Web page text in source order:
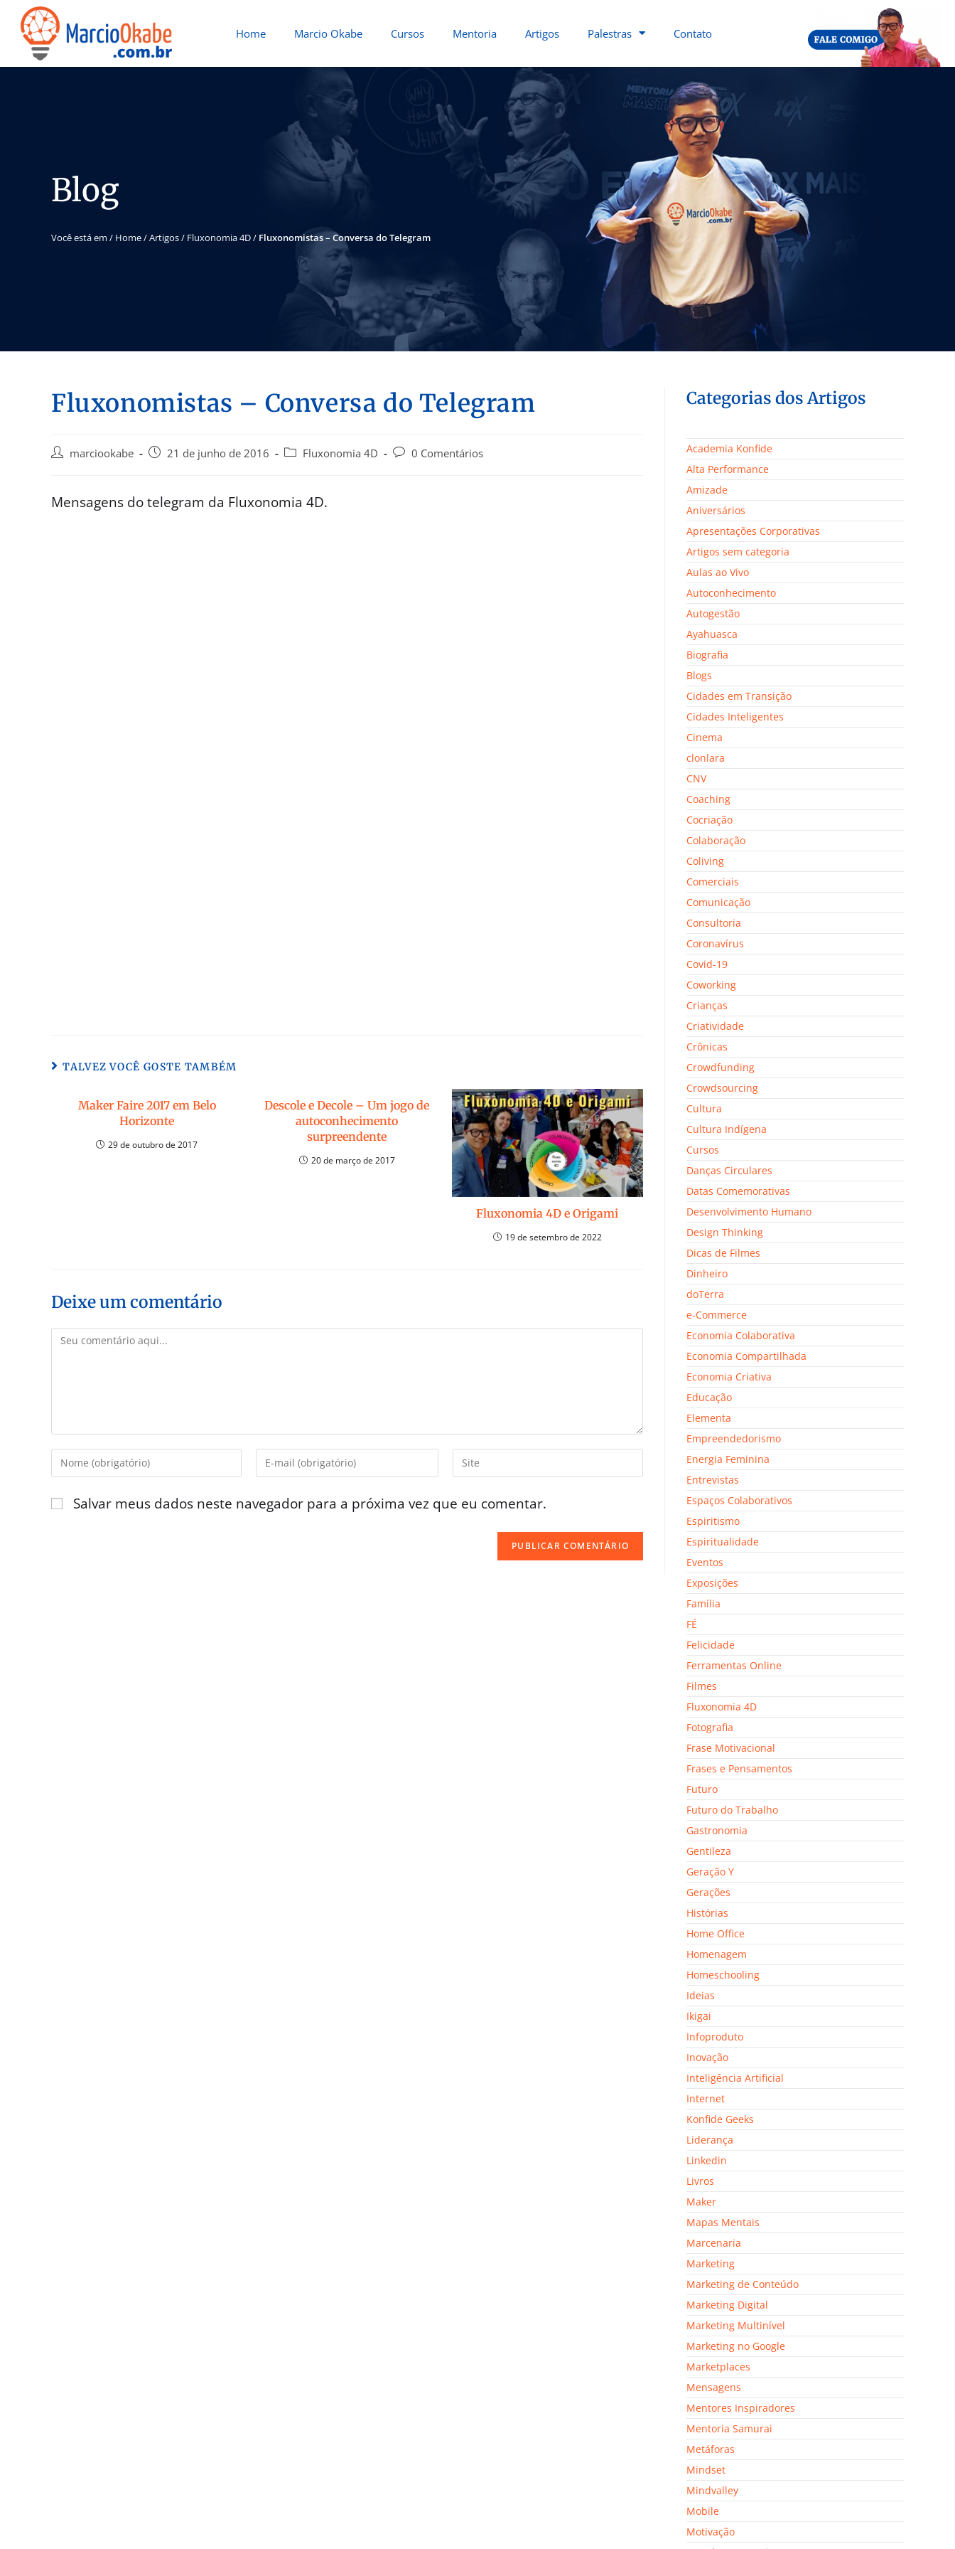
Home Marcio Okabe Cursos Mentoria Artigos Palestras Contato
Blog
Você está em / Home/Artigos/ Fluxonomia 4D/ Fluxonomistas – Conversa do Telegram
Fluxonomistas – Conversa do Telegram
marciookabe 21 de junho de 2016 Fluxonomia 4D 0 Comentários
Mensagens do telegram da Fluxonomia 4D.
TALVEZ VOCÊ GOSTE TAMBÉM
Maker Faire 2017 em Belo
Horizonte
29 de outubro de 2017
Descole e Decole – Um jogo de
autoconhecimento
surpreendente
20 de março de 2017
Fluxonomia 4D e Origami
19 de setembro de 2022
Deixe um comentário
Salvar meus dados neste navegador para a próxima vez que eu comentar.
Categorias dos Artigos
Academia Konfide
Alta Performance
Amizade
Aniversários
Apresentações Corporativas
Artigos sem categoria
Aulas ao Vivo
Autoconhecimento
Autogestão
Ayahuasca
Biografia
Blogs
Cidades em Transição
Cidades Inteligentes
Cinema
clonlara
CNV
Coaching
Cocriação
Colaboração
Coliving
Comerciais
Comunicação
Consultoria
Coronavírus
Covid-19
Coworking
Crianças
Criatividade
Crônicas
Crowdfunding
Crowdsourcing
Cultura
Cultura Indígena
Cursos
Danças Circulares
Datas Comemorativas
Desenvolvimento Humano
Design Thinking
Dicas de Filmes
Dinheiro
doTerra
e-Commerce
Economia Colaborativa
Economia Compartilhada
Economia Criativa
Educação
Elementa
Empreendedorismo
Energia Feminina
Entrevistas
Espaços Colaborativos
Espiritismo
Espiritualidade
Eventos
Exposições
Família
FÉ
Felicidade
Ferramentas Online
Filmes
Fluxonomia 4D
Fotografia
Frase Motivacional
Frases e Pensamentos
Futuro
Futuro do Trabalho
Gastronomia
Gentileza
Geração Y
Gerações
Histórias
Home Office
Homenagem
Homeschooling
Ideias
Ikigai
Infoproduto
Inovação
Inteligência Artificial
Internet
Konfide Geeks
Liderança
Linkedin
Livros
Maker
Mapas Mentais
Marcenaria
Marketing
Marketing de Conteúdo
Marketing Digital
Marketing Multinível
Marketing no Google
Marketplaces
Mensagens
Mentores Inspiradores
Mentoria Samurai
Metáforas
Mindset
Mindvalley
Mobile
Motivação